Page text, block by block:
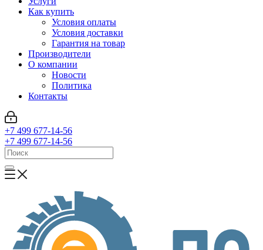
Как купить
Условия оплаты
Условия доставки
Гарантия на товар
Производители
О компании
Новости
Политика
Контакты
+7 499 677-14-56
+7 499 677-14-56